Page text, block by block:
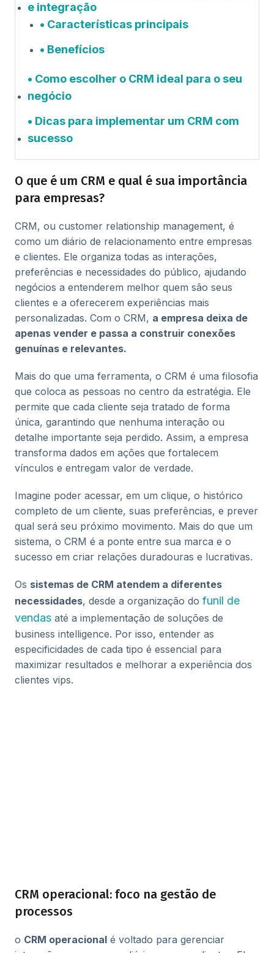
e integração
Características principais
Benefícios
Como escolher o CRM ideal para o seu
negócio
Dicas para implementar um CRM com
sucesso
O que é um CRM e qual é sua importância
para empresas?
CRM, ou customer relationship management, é
como um diário de relacionamento entre empresas
e clientes. Ele organiza todas as interações,
preferências e necessidades do público, ajudando
negócios a entenderem melhor quem são seus
clientes e a oferecerem experiências mais
personalizadas. Com o CRM, a empresa deixa de
apenas vender e passa a construir conexões
genuínas e relevantes.
Mais do que uma ferramenta, o CRM é uma filosofia
que coloca as pessoas no centro da estratégia. Ele
permite que cada cliente seja tratado de forma
única, garantindo que nenhuma interação ou
detalhe importante seja perdido. Assim, a empresa
transforma dados em ações que fortalecem
vínculos e entregam valor de verdade.
Imagine poder acessar, em um clique, o histórico
completo de um cliente, suas preferências, e prever
qual será seu próximo movimento. Mais do que um
sistema, o CRM é a ponte entre sua marca e o
sucesso em criar relações duradouras e lucrativas.
Os sistemas de CRM atendem a diferentes
necessidades, desde a organização do funil de
vendas até a implementação de soluções de
business intelligence. Por isso, entender as
especificidades de cada tipo é essencial para
maximizar resultados e melhorar a experiência dos
clientes vips.
CRM operacional: foco na gestão de
processos
o CRM operacional é voltado para gerenciar